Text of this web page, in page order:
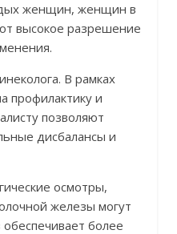
женщин, женщин в
высокое разрешение
В рамках
профилактику и
позволяют
дисбалансы и
осмотры,
железы могут
более